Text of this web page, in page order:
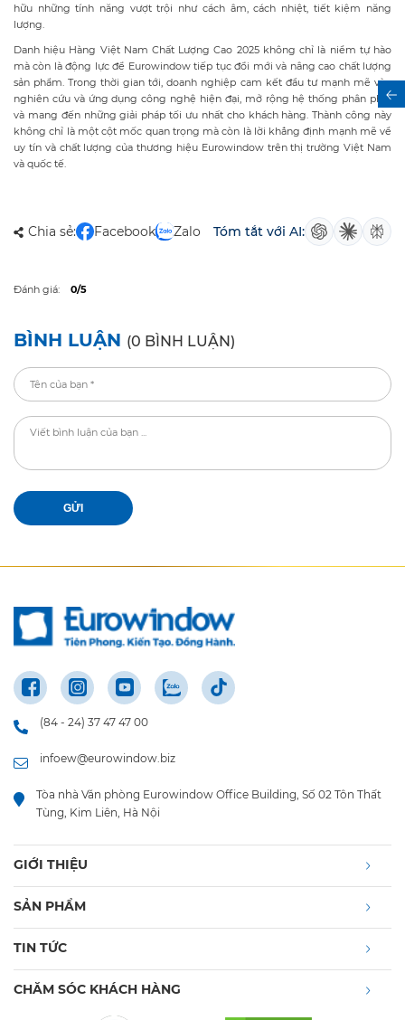
hữu những tính năng vượt trội như cách âm, cách nhiệt, tiết kiệm năng
lượng.
Danh hiệu Hàng Việt Nam Chất Lượng Cao 2025 không chỉ là niềm tự hào
mà còn là động lực để Eurowindow tiếp tục đổi mới và nâng cao chất lượng
sản phẩm. Trong thời gian tới, doanh nghiệp cam kết đầu tư mạnh mẽ vào
nghiên cứu và ứng dụng công nghệ hiện đại, mở rộng hệ thống phân phối
và mang đến những giải pháp tối ưu nhất cho khách hàng. Thành công này
không chỉ là một cột mốc quan trọng mà còn là lời khẳng định mạnh mẽ về
uy tín và chất lượng của thương hiệu Eurowindow trên thị trường Việt Nam
và quốc tế.
Chia sẻ: Facebook Zalo Tóm tắt với AI:
Đánh giá: 0/5
BÌNH LUẬN (0 BÌNH LUẬN)
GỬI
(84 - 24) 37 47 47 00
infoew@eurowindow.biz
Tòa nhà Văn phòng Eurowindow Office Building, Số 02 Tôn Thất
Tùng, Kim Liên, Hà Nội
GIỚI THIỆU
SẢN PHẨM
TIN TỨC
CHĂM SÓC KHÁCH HÀNG